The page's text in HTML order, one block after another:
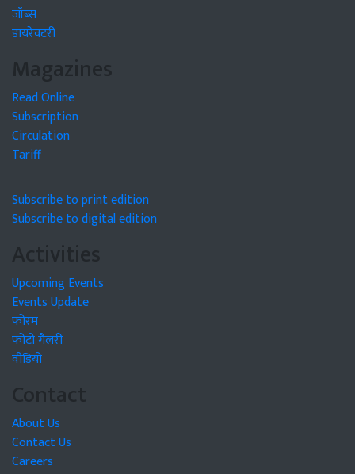
जॉब्स
डायरेक्टरी
Magazines
Read Online
Subscription
Circulation
Tariff
Subscribe to print edition
Subscribe to digital edition
Activities
Upcoming Events
Events Update
फोरम
फोटो गैलरी
वीडियो
Contact
About Us
Contact Us
Careers